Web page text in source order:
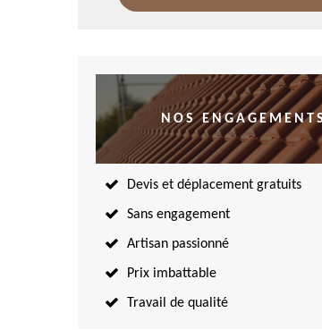
NOS
Devis et déplacement gratuits
Sans engagement
Artisan passionné
Prix imbattable
Travail de qualité